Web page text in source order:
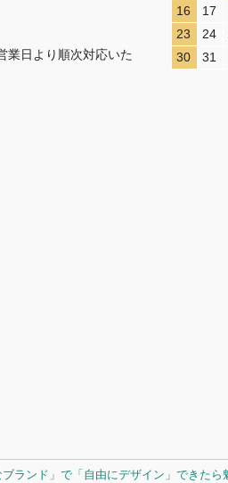
業日より順次対応いた
16
17
23
24
30
31
ランド」で「自由にデザイン」できたら